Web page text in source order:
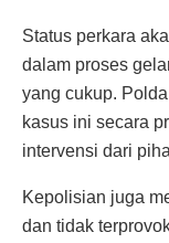
Status perkara
dalam proses
yang cukup.
kasus ini secara
intervensi dari
Kepolisian juga
dan tidak